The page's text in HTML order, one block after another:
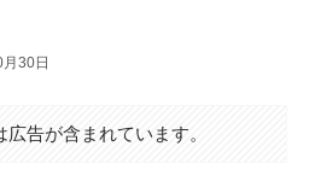
30日
告が含まれています。